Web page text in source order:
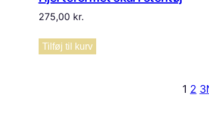
275,00 kr.
Tilføj til kurv
1 2 3